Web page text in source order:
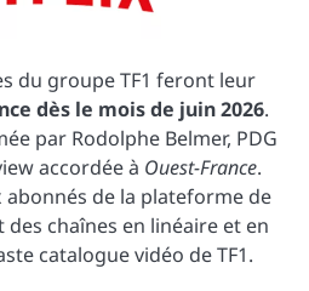
du groupe TF1 feront leur
dès le mois de juin 2026.
par Rodolphe Belmer, PDG
accordée à Ouest-France.
abonnés de la plateforme de
chaînes en linéaire et en
catalogue vidéo de TF1.